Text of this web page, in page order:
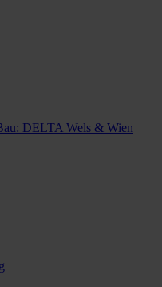
DELTA Wels & Wien